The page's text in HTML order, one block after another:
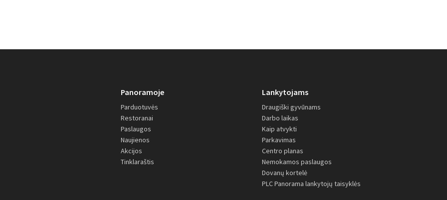
Panoramoje
Parduotuvės
Restoranai
Paslaugos
Naujienos
Akcijos
Tinklaraštis
Lankytojams
Draugiški gyvūnams
Darbo laikas
Kaip atvykti
Parkavimas
Centro planas
Nemokamos paslaugos
Dovanų kortelė
PLC Panorama lankytojų taisyklės